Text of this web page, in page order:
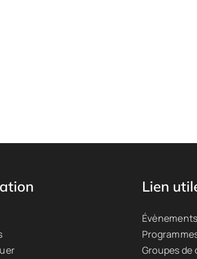
Lien
Évènements
Groupes de